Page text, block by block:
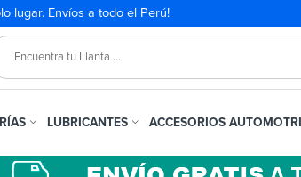
lugar. Envíos a todo el Perú!
LUBRICANTES ACCESORIOS